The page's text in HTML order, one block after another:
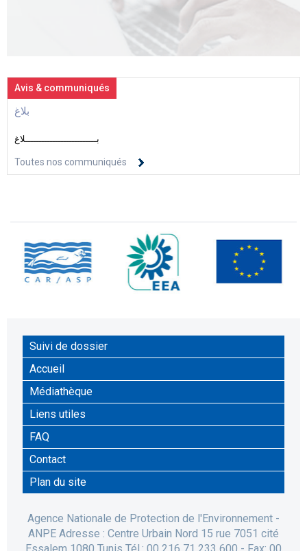
Avis & communiqués
بلاغ
بــــــــــــــــــــــــــلاغ
Toutes nos communiqués
Suivi de dossier
Accueil
Médiathèque
Liens utiles
FAQ
Contact
Plan du site
Agence Nationale de Protection de l'Environnement -
ANPE Adresse : Centre Urbain Nord 15 rue 7051 cité